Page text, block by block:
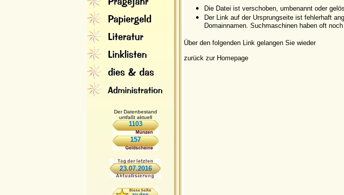
Der Datenbestand
umfaßt aktuell
1103
157
23.07.2016
Die Datei ist verschoben, umbenannt oder
Der Link auf der Ursprungseite ist fehlerhaft
Domainnamen. Suchmaschinen haben oft
Über den folgenden Link gelangen Sie wieder
zurück zur Homepage